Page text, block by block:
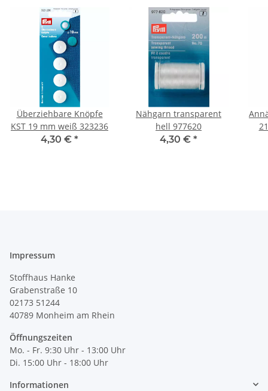
Überziehbare Knöpfe
KST 19 mm weiß 323236
4,30 € *
Nähgarn transparent
hell 977620
4,30 € *
Impressum
Stoffhaus Hanke
Grabenstraße 10
02173 51244
40789 Monheim am Rhein
Öffnungszeiten
Mo. - Fr. 9:30 Uhr - 13:00 Uhr
Di. 15:00 Uhr - 18:00 Uhr
Informationen